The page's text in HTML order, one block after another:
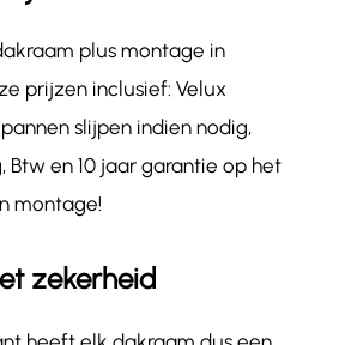
plus montage in
prijzen inclusief: Velux
slijpen indien nodig,
Btw en 10 jaar garantie op het
montage!
zekerheid